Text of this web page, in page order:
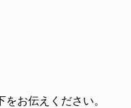
お伝えください。